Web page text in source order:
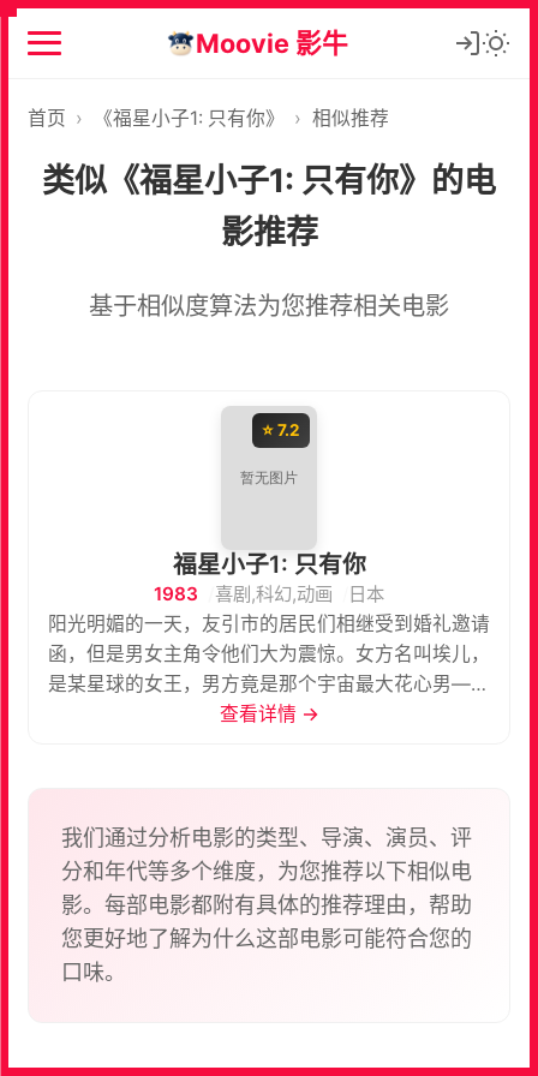
Moovie 影牛
首页 › 《福星小子1: 只有你》 › 相似推荐
类似《福星小子1: 只有你》的电
影推荐
基于相似度算法为您推荐相关电影
⭐ 7.2
福星小子1: 只有你
1983 喜剧,科幻,动画
日本
阳光明媚的一天，友引市的居民们相继受到婚礼邀请
函，但是男女主角令他们大为震惊。女方名叫埃儿，
是某星球的女王，男方竟是那个宇宙最大花心男——
诸星当。这一消息迅速在友引市流传，拉姆的支持者
他在将来会成为埃儿星的驸马。为了营建心中理想的
庞大后宫，阿当执意前往。而拉姆和她的朋友们也将
展开一场夺回阿当的大作战…… 本片根据漫画家高桥
留美子的同名原作改编，是动画大师押井守首部剧场
版动画。虽然高桥对该片颇多赞誉，但是押井守本人
则认为此片是“完全失败之作，不过是一部大一点的电
查看详情 →
我们通过分析电影的类型、导演、演员、评
分和年代等多个维度，为您推荐以下相似电
影。每部电影都附有具体的推荐理由，帮助
您更好地了解为什么这部电影可能符合您的
口味。